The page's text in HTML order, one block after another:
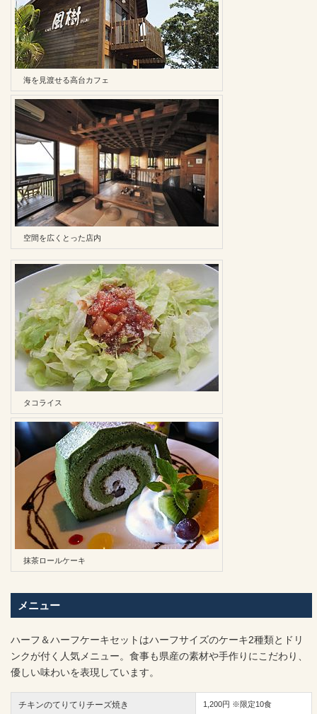
海を見渡せる高台カフェ
空間を広くとった店内
タコライス
抹茶ロールケーキ
メニュー
ハーフ＆ハーフケーキセットはハーフサイズのケーキ2種類とドリ
ンクが付く人気メニュー。食事も県産の素材や手作りにこだわり、
優しい味わいを表現しています。
チキンのてりてりチーズ焼き 1,200円 ※限定10食